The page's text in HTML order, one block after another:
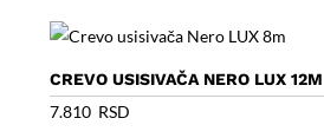
CREVO USISIVAČA NERO LUX 12M
7.810 RSD